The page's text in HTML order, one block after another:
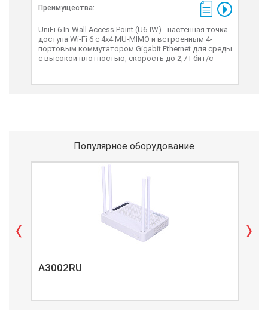
Преимущества:
UniFi 6 In-Wall Access Point (U6-IW) - настенная точка
доступа Wi-Fi 6 с 4x4 MU-MIMO и встроенным 4-
портовым коммутатором Gigabit Ethernet для среды
с высокой плотностью, скорость до 2,7 Гбит/с
Популярное оборудование
A3002RU